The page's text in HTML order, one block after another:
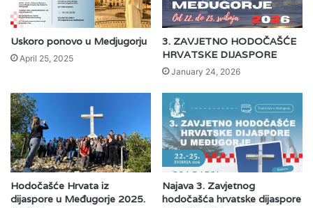
Uskoro ponovo u Medjugorju
April 25, 2025
3. ZAVJETNO HODOČAŠĆE
HRVATSKE DIJASPORE
January 24, 2026
Hodočašće Hrvata iz
dijaspore u Međugorje 2025.
Najava 3. Zavjetnog
hodočašća hrvatske dijaspore